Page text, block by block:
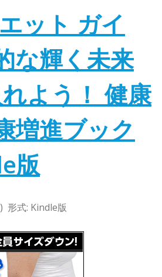
ット ガイ
な輝く未来
よう！ 健康
増進ブック
版
形式: Kindle版